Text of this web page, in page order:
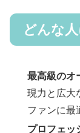
どんな
最高級のオ
現力と広大
ファンに最
プロフェッ